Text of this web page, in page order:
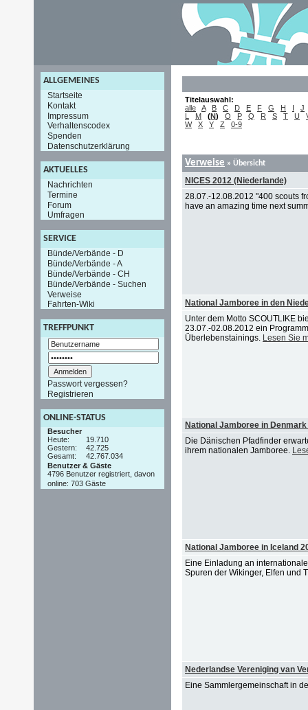
ALLGEMEINES
Startseite
Kontakt
Impressum
Verhaltenscodex
Spenden
Datenschutzerklärung
AKTUELLES
Nachrichten
Termine
Forum
Umfragen
SERVICE
Bünde/Verbände - D
Bünde/Verbände - A
Bünde/Verbände - CH
Bünde/Verbände - Suchen
Verweise
Fahrten-Wiki
TREFFPUNKT
Passwort vergessen?
Registrieren
ONLINE-STATUS
Besucher
Heute:
19.710
Gestern:
42.725
Gesamt:
42.767.034
Benutzer & Gäste
4796 Benutzer registriert, davon
online: 703 Gäste
Titelauswahl:
alle
A B C D E F G H I
J
L
M (N) O P Q R S T U
W
X Y Z 0-9
Verweise » Übersicht
NICES 2012 (Niederlande)
28.07.-12.08.2012 "400 scouts
have an amazing time next
National Jamboree in den
Unter dem Motto SCOUTLIKE
23.07.-02.08.2012 ein
Überlebenstainings. Lesen Sie
National Jamboree in
Die Dänischen Pfadfinder
ihrem nationalen Jamboree.
National Jamboree in Iceland
Eine Einladung an
Spuren der Wikinger, Elfen und
Nederlandse Vereniging van
Eine Sammlergemeinschaft in